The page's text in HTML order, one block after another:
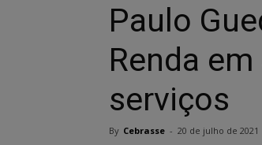
Paulo
Renda
serviços
By Cebrasse - 20 de julho de 2021